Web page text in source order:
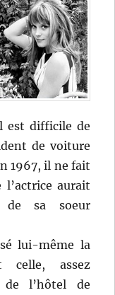
est difficile de
de voiture
1967, il ne fait
aurait
de sa soeur
lui-même la
celle, assez
de l’hôtel de